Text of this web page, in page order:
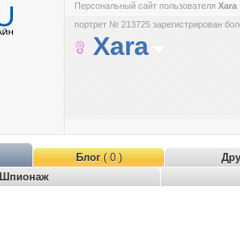
Персональный сайт пользователя Xara
портрет № 213725 зарегистрирован
Xara
Блог( 0 )
Шпионаж